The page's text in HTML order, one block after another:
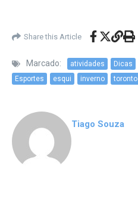
Share this Article
Marcado: atividades Dicas
Esportes
esqui inverno toronto
Tiago Souza